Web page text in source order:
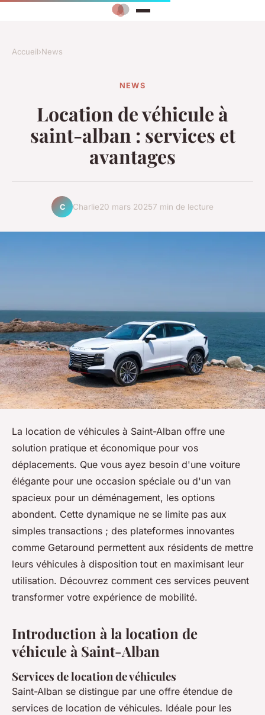
Accueil›News
NEWS
Location de véhicule à
saint-alban : services et
avantages
C Charlie20 mars 20257 min de lecture
La location de véhicules à Saint-Alban offre une
solution pratique et économique pour vos
déplacements. Que vous ayez besoin d'une voiture
élégante pour une occasion spéciale ou d'un van
spacieux pour un déménagement, les options
abondent. Cette dynamique ne se limite pas aux
simples transactions ; des plateformes innovantes
comme Getaround permettent aux résidents de mettre
leurs véhicules à disposition tout en maximisant leur
utilisation. Découvrez comment ces services peuvent
transformer votre expérience de mobilité.
Introduction à la location de
véhicule à Saint-Alban
Services de location de véhicules
Saint-Alban se distingue par une offre étendue de
services de location de véhicules. Idéale pour les